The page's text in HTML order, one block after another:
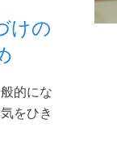
けの
的にな
をひき